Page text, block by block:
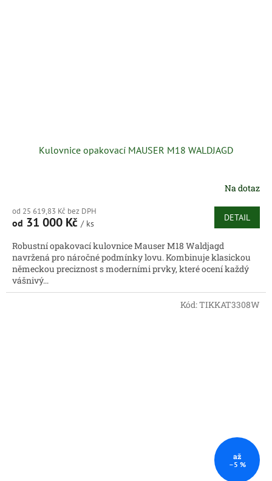
Kulovnice opakovací MAUSER M18 WALDJAGD
Na dotaz
od 25 619,83 Kč bez DPH
od 31 000 Kč / ks
DETAIL
Robustní opakovací kulovnice Mauser M18 Waldjagd
navržená pro náročné podmínky lovu. Kombinuje klasickou
německou preciznost s moderními prvky, které ocení každý
vášnivý...
až
–5 %
Kód:TIKKAT3308W